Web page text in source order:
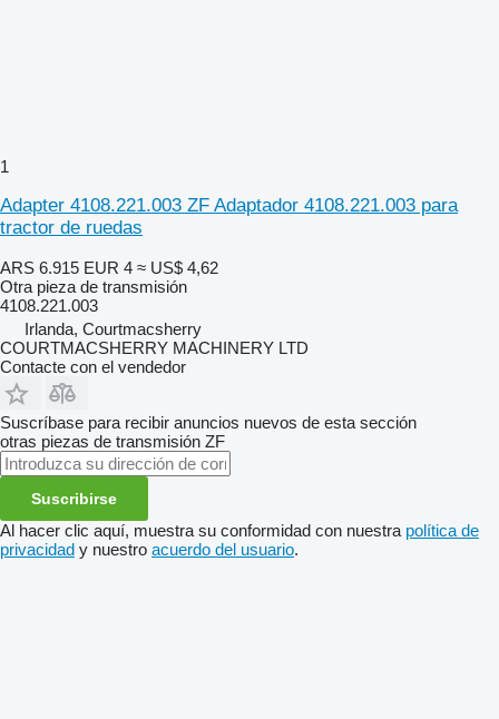
1
Adapter 4108.221.003 ZF Adaptador 4108.221.003 para
tractor de ruedas
ARS 6.915 EUR 4 ≈ US$ 4,62
Otra pieza de transmisión
4108.221.003
Irlanda, Courtmacsherry
COURTMACSHERRY MACHINERY LTD
Contacte con el vendedor
Suscríbase para recibir anuncios nuevos de esta sección
otras piezas de transmisión ZF
Suscribirse
Al hacer clic aquí, muestra su conformidad con nuestra política de
privacidad y nuestro acuerdo del usuario.